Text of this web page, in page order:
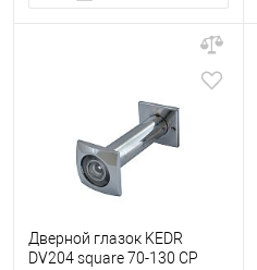
Дверной глазок KEDR
DV204 square 70-130 СP